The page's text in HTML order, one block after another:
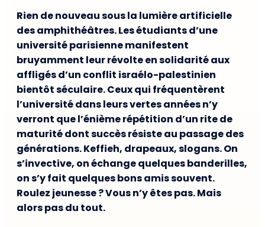
Rien de nouveau sous la lumière artificielle
des amphithéâtres. Les étudiants d’une
université parisienne manifestent
bruyamment leur révolte en solidarité aux
affligés d’un conflit israélo-palestinien
bientôt séculaire. Ceux qui fréquentèrent
l’université dans leurs vertes années n’y
verront que l’énième répétition d’un rite de
maturité dont succès résiste au passage des
générations. Keffieh, drapeaux, slogans. On
s’invective, on échange quelques banderilles,
on s’y fait quelques bons amis souvent.
Roulez jeunesse ? Vous n’y êtes pas. Mais
alors pas du tout.